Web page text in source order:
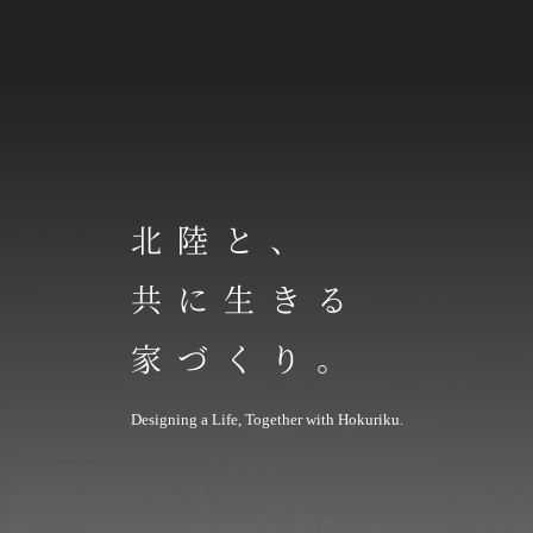
北陸と、
共に生きる
家づくり。
Designing a Life, Together with Hokuriku.